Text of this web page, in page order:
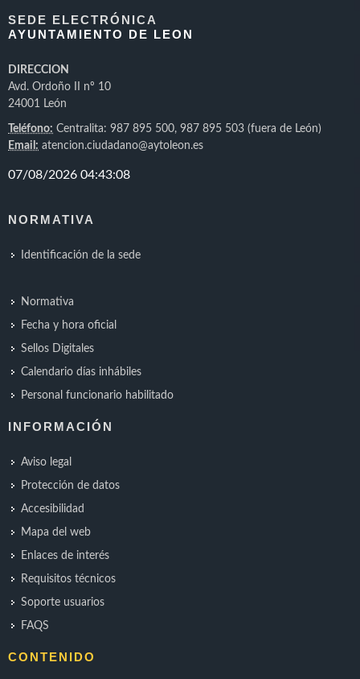
SEDE ELECTRÓNICA
AYUNTAMIENTO DE LEON
DIRECCION
Avd. Ordoño II nº 10
24001 León
Teléfono: Centralita: 987 895 500, 987 895 503 (fuera de León)
Email: atencion.ciudadano@aytoleon.es
NORMATIVA
Identificación de la sede
Normativa
Fecha y hora oficial
Sellos Digitales
Calendario días inhábiles
Personal funcionario habilitado
INFORMACIÓN
Aviso legal
Protección de datos
Accesibilidad
Mapa del web
Enlaces de interés
Requisitos técnicos
Soporte usuarios
FAQS
CONTENIDO